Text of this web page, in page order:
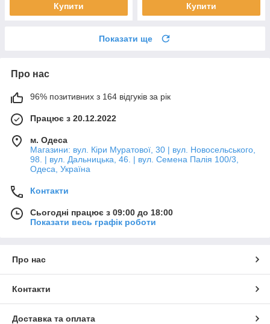
Купити Купити
Показати ще
Про нас
96% позитивних з 164 відгуків за рік
Працює з 20.12.2022
м. Одеса
Магазини: вул. Кіри Муратової, 30 | вул. Новосельського,
98. | вул. Дальницька, 46. | вул. Семена Палія 100/3,
Одеса, Україна
Контакти
Сьогодні працює з 09:00 до 18:00
Показати весь графік роботи
Про нас
Контакти
Доставка та оплата